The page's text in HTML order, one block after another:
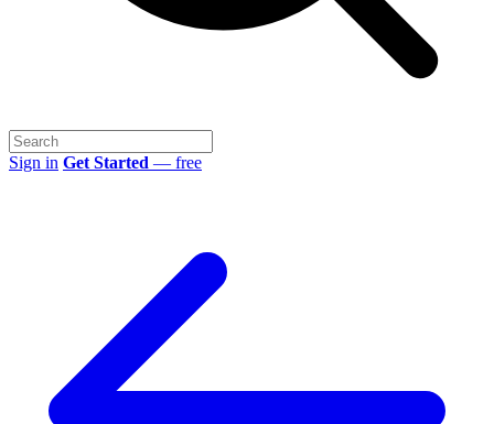
Sign in Get Started — free